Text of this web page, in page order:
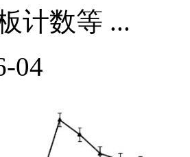
计数等 ...
04